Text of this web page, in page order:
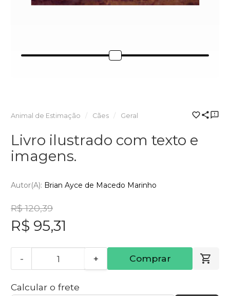
Animal de Estimação Cães Geral
Livro ilustrado com texto e
imagens.
Autor(a): Brian Ayce de Macedo Marinho
R$ 120,39
R$ 95,31
- + Comprar
Calcular o frete